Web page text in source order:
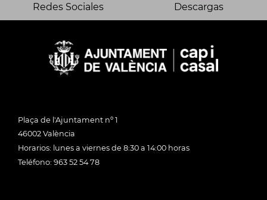
Redes Sociales Descargas
Plaça de l'Ajuntament nº 1
46002 València
Horarios: lunes a viernes de 8:30 a 14:00 horas
Teléfono: 963 52 54 78